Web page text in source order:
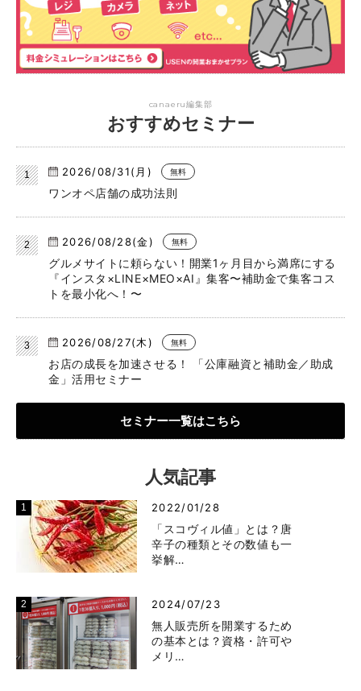
canaeru編集部
おすすめセミナー
2026/08/31(月) 無料
ワンオペ店舗の成功法則
2026/08/28(金) 無料
グルメサイトに頼らない！開業1ヶ月目から満席にする
『インスタ×LINE×MEO×AI』集客〜補助金で集客コス
トを最小化へ！〜
2026/08/27(木) 無料
お店の成長を加速させる！ 「公庫融資と補助金／助成
金」活用セミナー
セミナー一覧はこちら
人気記事
2022/01/28
「スコヴィル値」とは？唐
辛子の種類とその数値も一
挙解…
2024/07/23
無人販売所を開業するため
の基本とは？資格・許可や
メリ…